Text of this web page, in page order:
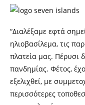
“Διαλέξαμε εφτά
ηλιοβασίλεμα, τις
πλατεία μας. Πέρυσι
πανδημίας. Φέτος,
εξελιχθεί, με
περισσότερες